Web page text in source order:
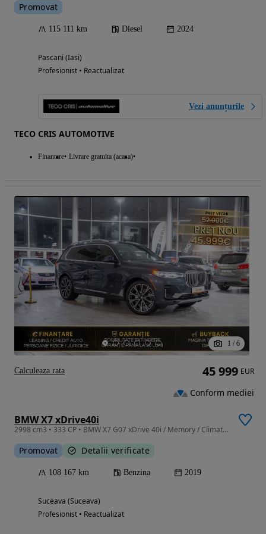
Promovat
115 111 km Diesel 2024
Pascani (Iasi)
Profesionist • Reactualizat
Vezi anunțurile
TECO CRIS AUTOMOTIVE
Finantare Livrare gratuita (acasa)
1 / 6
BMW X7 xDrive40i
2998 cm3 • 333 CP • BMW X7 G07 xDrive 40i / Memory / Climatronic 5 zone / Head-up
Promovat Detalii verificate
108 167 km Benzina 2019
Suceava (Suceava)
Profesionist • Reactualizat
45 999 EUR
Conform mediei
Calculeaza rata